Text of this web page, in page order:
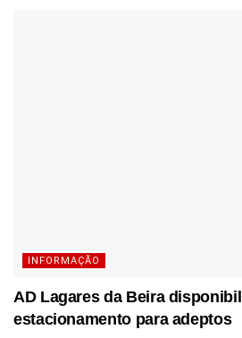
INFORMAÇÃO
AD Lagares da Beira
estacionamento para adeptos